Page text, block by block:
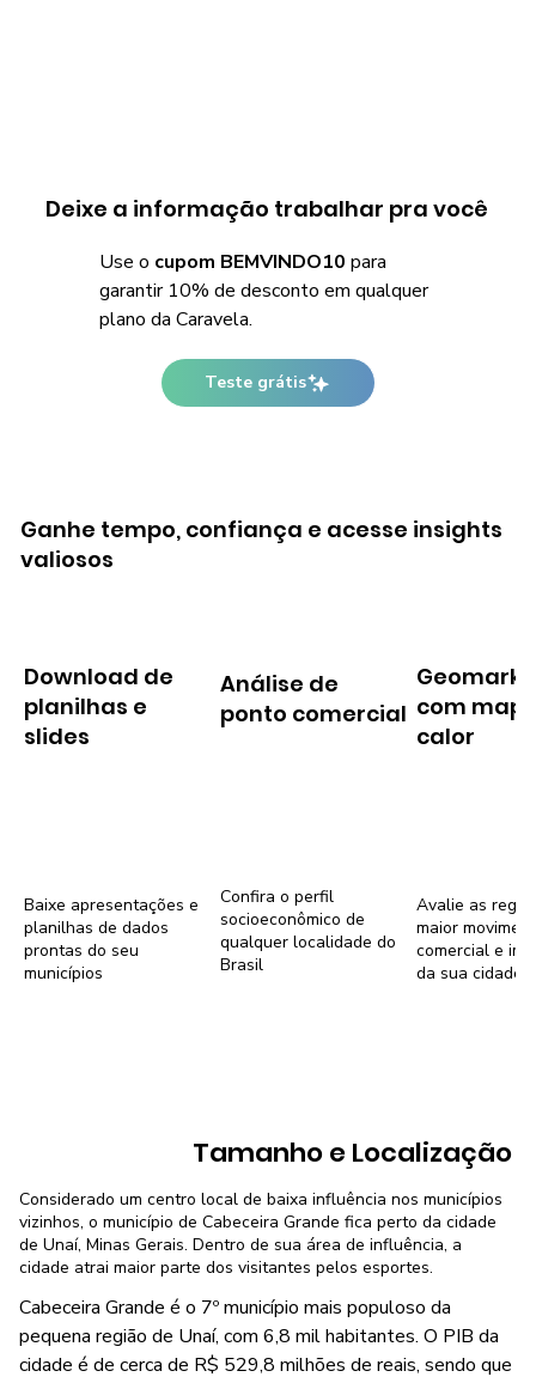
Deixe a informação trabalhar pra você
Use o cupom BEMVINDO10 para
garantir 10% de desconto em qualquer
plano da Caravela.
Teste grátis
Download de
planilhas e
slides
Baixe apresentações e
planilhas de dados
prontas do seu
municípios
Análise de
ponto comercial
Confira o perfil
socioeconômico de
qualquer localidade do
Brasil
com
calor
Avalie as
maior
comercial e
da sua cidade
Ganhe tempo, confiança e acesse insights
valiosos
Tamanho e Localização
Considerado um centro local de baixa influência nos municípios
vizinhos, o município de Cabeceira Grande fica perto da cidade
de Unaí, Minas Gerais. Dentro de sua área de influência, a
cidade atrai maior parte dos visitantes pelos esportes.
Cabeceira Grande é o 7º município mais populoso da
pequena região de Unaí, com 6,8 mil habitantes. O PIB da
cidade é de cerca de R$ 529,8 milhões de reais, sendo que